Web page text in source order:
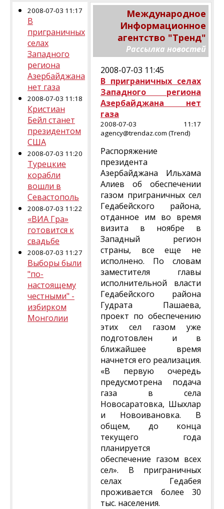
2008-07-03 11:17
В
приграничных
селах
Западного
региона
Азербайджана
нет газа
2008-07-03 11:18
Кристиан
Бейл станет
президентом
США
2008-07-03 11:20
Турецкие
корабли
вошли в
Севастополь
2008-07-03 11:22
«ВИА Гра»
готовится к
свадьбе
2008-07-03 11:27
Выборы были
"по-
настоящему
честными" -
избирком
Монголии
Международное
Информационное
агентство "Тренд"
Рассылка новостей
2008-07-03 11:45
В приграничных селах
Западного региона
Азербайджана нет
газа
2008-07-03 11:17
agency@trendaz.com (Trend)
Распоряжение
президента
Азербайджана Ильхама
Алиев об обеспечении
газом приграничных сел
Гедабейского района,
отданное им во время
визита в ноябре в
Западный регион
страны, все еще не
исполнено. По словам
заместителя главы
исполнительной власти
Гедабейского района
Гудрата Пашаева,
проект по обеспечению
этих сел газом уже
подготовлен и в
ближайшее время
начнется его реализация.
«В первую очередь
предусмотрена подача
газа в села
Новосаратовка, Шыхлар
и Новоивановка. В
общем, до конца
текущего года
планируется
обеспечение газом всех
сел». В приграничных
селах Гедабея
проживается более 30
тыс. населения.